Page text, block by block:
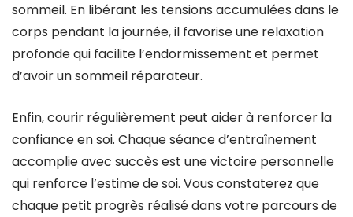
sommeil. En libérant les tensions accumulées dans le
corps pendant la journée, il favorise une relaxation
profonde qui facilite l’endormissement et permet
d’avoir un sommeil réparateur.
Enfin, courir régulièrement peut aider à renforcer la
confiance en soi. Chaque séance d’entraînement
accomplie avec succès est une victoire personnelle
qui renforce l’estime de soi. Vous constaterez que
chaque petit progrès réalisé dans votre parcours de